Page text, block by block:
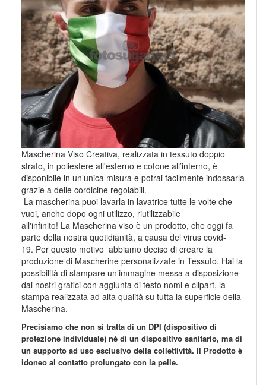
Mascherina Viso Creativa, realizzata in tessuto doppio
strato, in poliestere all'esterno e cotone all’interno, è
disponibile in un’unica misura e potrai facilmente indossarla
grazie a delle cordicine regolabili.
La mascherina puoi lavarla in lavatrice tutte le volte che
vuoi, anche dopo ogni utilizzo, riutilizzabile
all'infinito! La Mascherina viso è un prodotto, che oggi fa
parte della nostra quotidianità, a causa del virus covid-
19. Per questo motivo abbiamo deciso di creare la
produzione di Mascherine personalizzate in Tessuto. Hai la
possibilità di stampare un’immagine messa a disposizione
dai nostri grafici con aggiunta di testo nomi e clipart, la
stampa realizzata ad alta qualità su tutta la superficie della
Mascherina.
Precisiamo che non si tratta di un DPI (dispositivo di
protezione individuale) né di un dispositivo sanitario, ma di
un supporto ad uso esclusivo della collettività. Il Prodotto è
idoneo al contatto prolungato con la pelle.